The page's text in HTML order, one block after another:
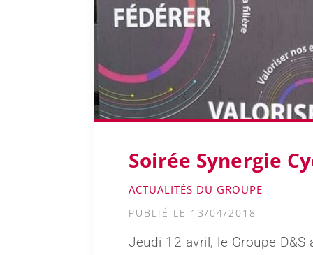
Soirée Synergie
ACTUALITÉS DU GROUPE
PUBLIÉ LE 13/04/2018
Jeudi 12 avril, le Groupe D&S